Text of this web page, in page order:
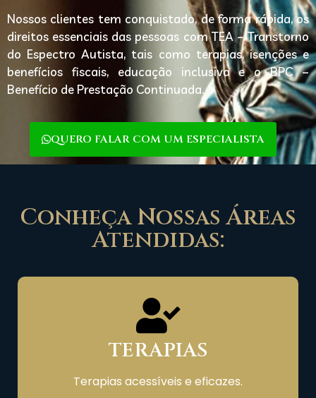
Nossos clientes tem conquistado, de forma rápida, os
direitos essenciais das pessoas com TEA – Transtorno
do Espectro Autista, tais como terapias, isenções e
benefícios fiscais, educação inclusiva e o BPC –
Benefício de Prestação Continuada.
QUERO FALAR COM UM ESPECIALISTA
Conheça Nossas Áreas
Atendidas:
TERAPIAS
Terapias acessíveis e eficazes.